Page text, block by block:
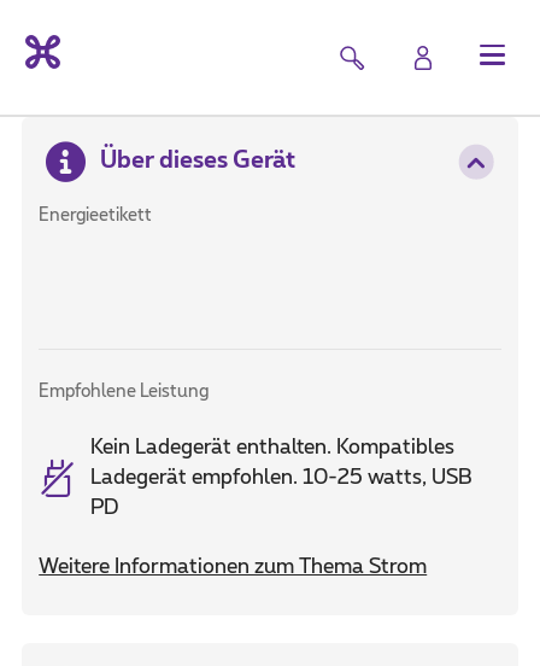
Über dieses Gerät
Energieetikett
Empfohlene Leistung
Kein Ladegerät enthalten. Kompatibles
Ladegerät empfohlen. 10-25 watts, USB
PD
Weitere Informationen zum Thema Strom